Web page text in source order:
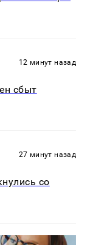
12 минут назад
сбыт
27 минут назад
со